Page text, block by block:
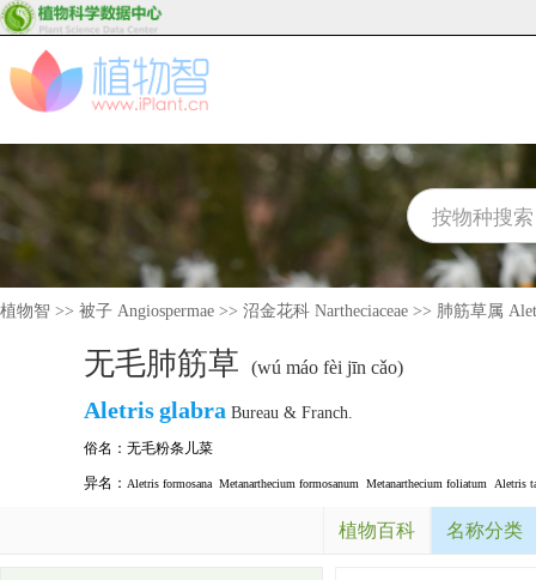
植物智 >> 被子 Angiospermae >> 沼金花科 Nartheciaceae >> 肺筋草属
无毛肺筋草 (wú máo fèi jīn cǎo)
Aletrisglabra Bureau & Franch.
俗名： 无毛粉条儿菜
异名： Aletris formosana Metanarthecium formosanum Metanarthecium foliatum Aletris
植物百科 名称分类